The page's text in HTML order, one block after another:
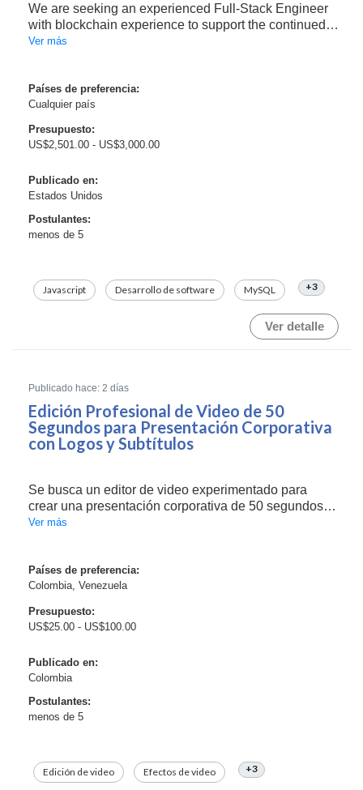
We are seeking an experienced Full-Stack Engineer
with blockchain experience to support the continued
development of a web-based developer reputation
The platform is currently under active development
and has not yet been deployed publicly...
Ver más
Países de preferencia:
Cualquier país
Presupuesto:
US$2,501.00 - US$3,000.00
Publicado en:
Estados Unidos
Postulantes:
menos de 5
Javascript Desarrollo de software MySQL +3
Ver detalle
Publicado hace: 2 días
Edición Profesional de Video de 50
Segundos para Presentación Corporativa
con Logos y Subtítulos
Se busca un editor de video experimentado para
crear una presentación corporativa de 50 segundos.
El proyecto requiere la inserción de logos de la
Ver más
Países de preferencia:
Colombia, Venezuela
Presupuesto:
US$25.00 - US$100.00
Publicado en:
Colombia
Postulantes:
menos de 5
Edición de video Efectos de video +3